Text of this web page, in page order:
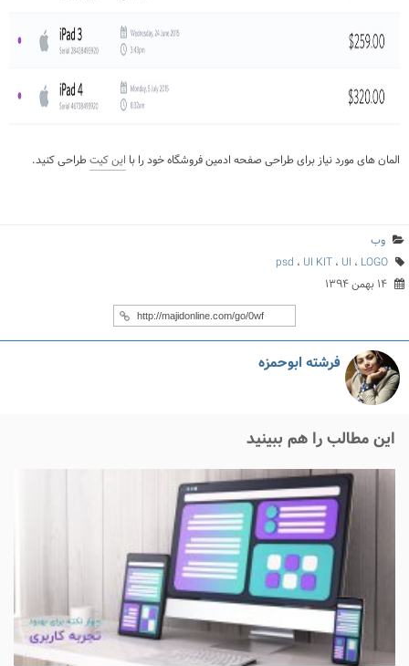
المان های مورد نیاز برای طراحی صفحه ادمین فروشگاه خود را با این کیتطراحی کنید.
وب
psd ، UI KIT ، UI ، LOGO
۱۴ بهمن ۱۳۹۴
فرشته ابوحمزه
این مطالب را هم ببینید